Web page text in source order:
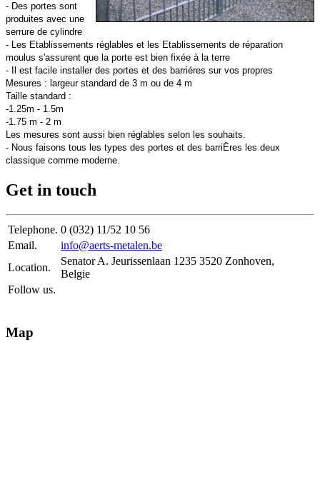
- Des portes sont
produites avec une
serrure de cylindre
- Les Etablissements réglables et les Etablissements de réparation
moulus s'assurent que la porte est bien fixée à la terre
- Il est facile installer des portes et des barriéres sur vos propres
Mesures : largeur standard de 3 m ou de 4 m
Taille standard :
-1.25m - 1.5m
-1.75 m - 2 m
Les mesures sont aussi bien réglables selon les souhaits.
- Nous faisons tous les types des portes et des barriËres les deux
classique comme moderne.
Get in touch
Telephone. 0 (032) 11/52 10 56
Email.
info@aerts-metalen.be
Location.
Senator A. Jeurissenlaan 1235 3520 Zonhoven,
Belgie
Follow us.
Map